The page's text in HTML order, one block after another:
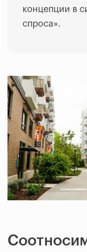
концепции в
спроса».